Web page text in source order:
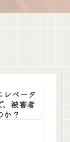
レベータ
、被害者
か？